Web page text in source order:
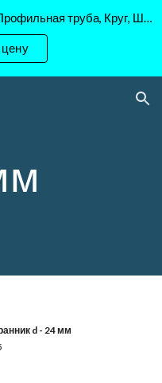
Skip to navigation
Металл в Ташкенте в Телеграмм ( Профильная труба, Круг, Шестигранник Ст45, 40Х, )
d - 24 мм